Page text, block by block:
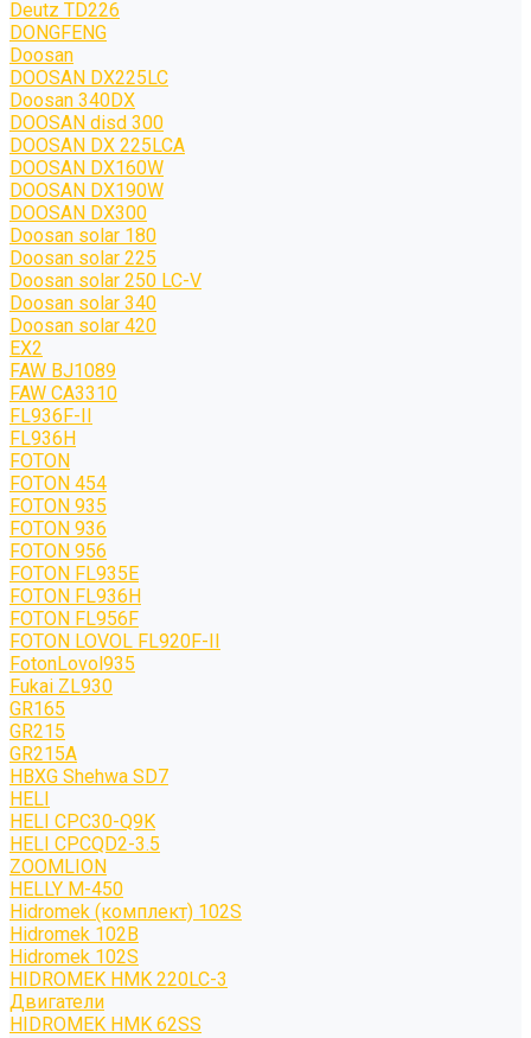
Deutz TD226
DONGFENG
Doosan
DOOSAN DX225LC
Doosan 340DX
DOOSAN disd 300
DOOSAN DX 225LCA
DOOSAN DX160W
DOOSAN DX190W
DOOSAN DX300
Doosan solar 180
Doosan solar 225
Doosan solar 250 LC-V
Doosan solar 340
Doosan solar 420
EX2
FAW BJ1089
FAW CA3310
FL936F-II
FL936H
FOTON
FOTON 454
FOTON 935
FOTON 936
FOTON 956
FOTON FL935E
FOTON FL936H
FOTON FL956F
FOTON LOVOL FL920F-II
FotonLovol935
Fukai ZL930
GR165
GR215
GR215A
HBXG Shehwa SD7
HELI
HELI CPC30-Q9K
HELI CPCQD2-3.5
ZOOMLION
HELLY M-450
Hidromek (комплект) 102S
Hidromek 102B
Hidromek 102S
HIDROMEK HMK 220LC-3
Двигатели
HIDROMEK HMK 62SS